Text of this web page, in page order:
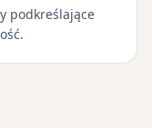
podkreślające